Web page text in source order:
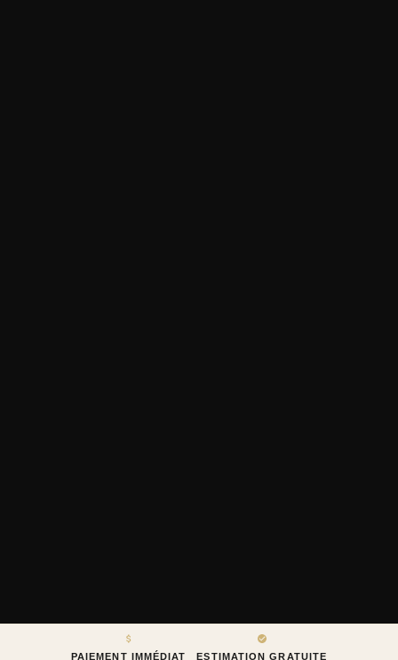
PAIEMENT IMMÉDIAT ESTIMATION GRATUITE